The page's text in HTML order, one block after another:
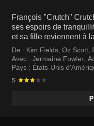
François "Crutch"
ses espoirs de
et sa fille reviennent à
De : Kim Fields, Oz Scott,
Avec : Jermaine Fowler,
Pays : États-Unis
S.